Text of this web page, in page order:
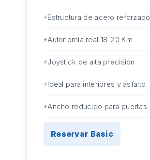
Estructura de acero reforzado
Autonomía real 18-20 Km
Joystick de alta precisión
Ideal para interiores y asfalto
Ancho reducido para puertas
Reservar Basic